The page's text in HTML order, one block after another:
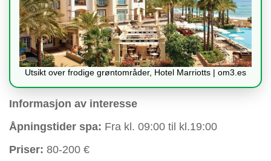
Utsikt over frodige grøntområder, Hotel Marriotts | om3.es
Informasjon av interesse
Åpningstider spa: Fra kl. 09:00 til kl.19:00
Priser: 80-200 €